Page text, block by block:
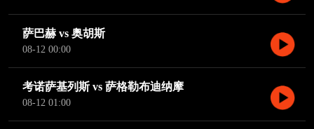
萨巴赫 vs 奥胡斯
08-12 00:00
考诺萨基列斯 vs 萨格勒布迪纳摩
08-12 01:00